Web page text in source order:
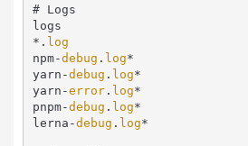
# Logs
logs
*. log
npm-debug . log*
yarn-debug . log*
yarn-error . log*
pnpm-debug . log*
lerna-debug . log*